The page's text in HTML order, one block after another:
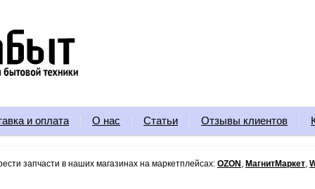
и оплата О нас Статьи Отзывы клиентов
запчасти в наших магазинах на маркетплейсах: OZON МагнитМаркет